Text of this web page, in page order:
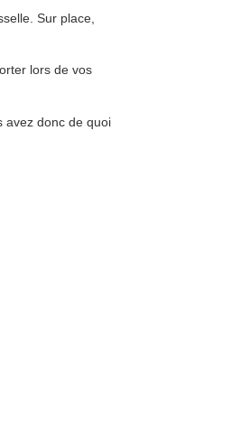
Sur place,
lors de vos
avez donc de quoi